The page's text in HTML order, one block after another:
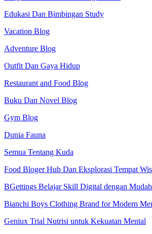
Edukasi Dan Bimbingan Study
Vacation Blog
Adventure Blog
Outfit Dan Gaya Hidup
Restaurant and Food Blog
Buku Dan Novel Blog
Gym Blog
Dunia Fauna
Semua Tentang Kuda
Food Bloger Hub Dan Eksplorasi Tempat
BGettings Belajar Skill Digital dengan Mudah
Bianchi Boys Clothing Brand for Modern
Geniux Trial Nutrisi untuk Kekuatan Mental